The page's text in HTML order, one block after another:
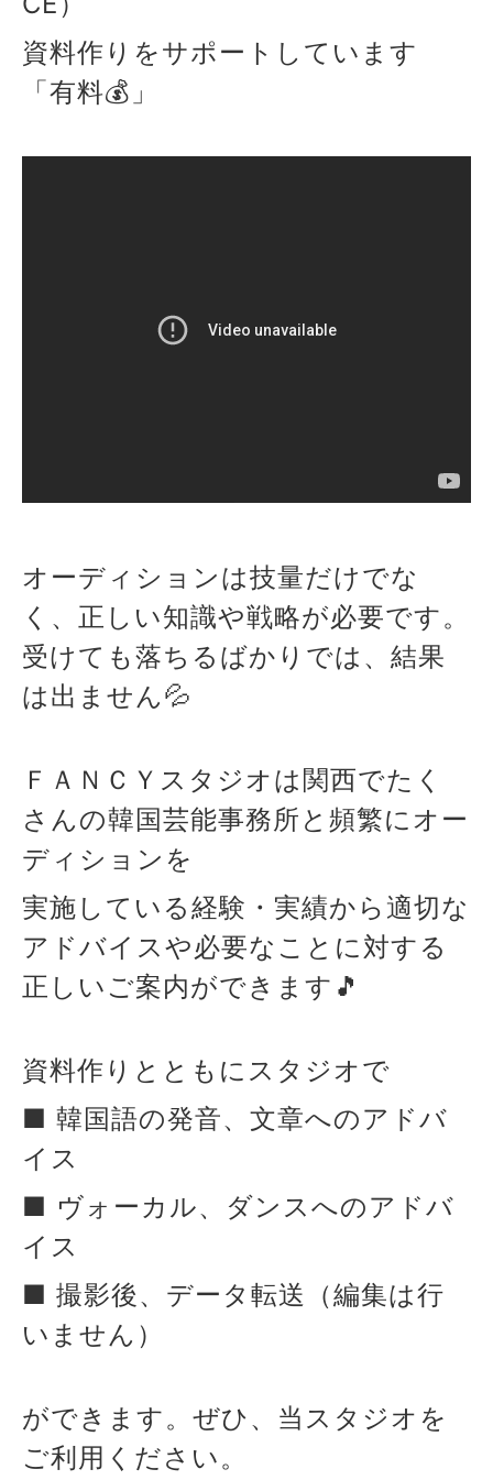
資料作りをサポートしています
「有料💰」
オーディションは技量だけでな
く、正しい知識や戦略が必要です。
受けても落ちるばかりでは、結果
は出ません💦
ＦＡＮＣＹスタジオは関西でたく
さんの韓国芸能事務所と頻繁にオー
ディションを
実施している経験・実績から適切な
アドバイスや必要なことに対する
正しいご案内ができます🎵
資料作りとともにスタジオで
■ 韓国語の発音、文章へのアドバ
イス
■ ヴォーカル、ダンスへのアドバ
イス
■ 撮影後、データ転送（編集は行
いません）
ができます。ぜひ、当スタジオを
ご利用ください。